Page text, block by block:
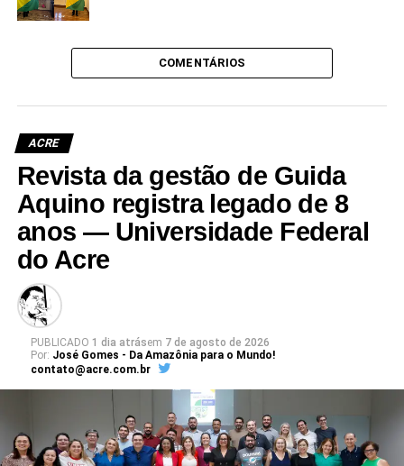
COMENTÁRIOS
ACRE
Revista da gestão de Guida
Aquino registra legado de 8
anos — Universidade Federal
do Acre
PUBLICADO 1 dia atrásem 7 de agosto de 2026
Por: José Gomes - Da Amazônia para o Mundo!
contato@acre.com.br